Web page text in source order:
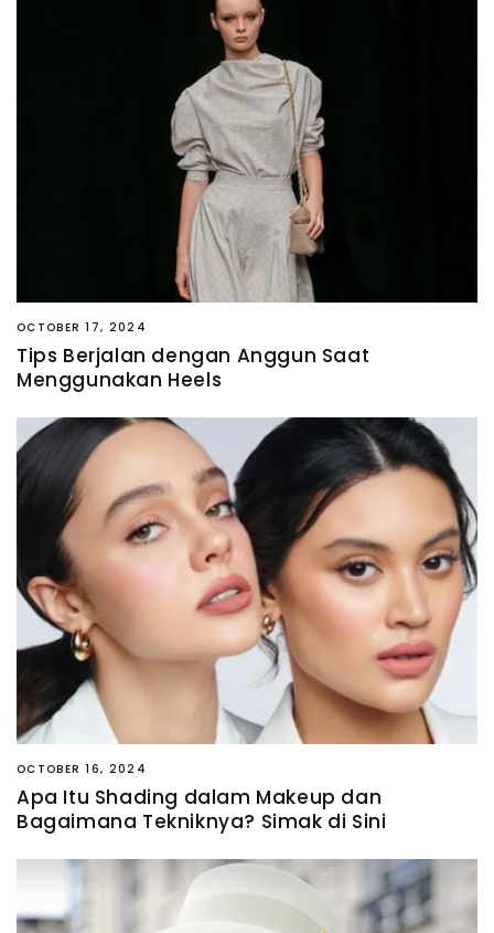
OCTOBER 17, 2024
Tips Berjalan dengan Anggun Saat
Menggunakan Heels
OCTOBER 16, 2024
Apa Itu Shading dalam Makeup dan
Bagaimana Tekniknya? Simak di Sini